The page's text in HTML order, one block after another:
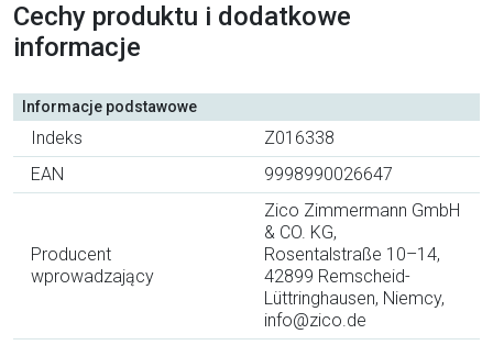
Cechy produktu i dodatkowe
informacje
Informacje podstawowe
Indeks
Z016338
EAN
9998990026647
Producent
wprowadzający
Zico Zimmermann GmbH
& CO. KG,
Rosentalstraße 10–14,
42899 Remscheid-
Lüttringhausen, Niemcy,
info@zico.de